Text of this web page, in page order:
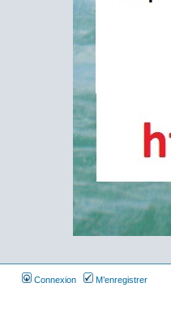
Connexion M’enregistrer